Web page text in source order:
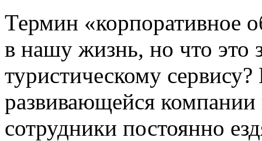
Термин «корпоративное
в нашу жизнь, но что это
туристическому
развивающейся компании
сотрудники постоянно